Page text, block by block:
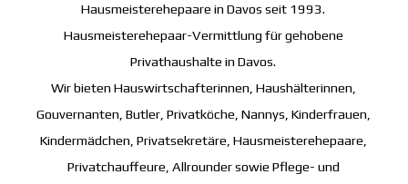
Hausmeisterehepaare in Davos seit 1993.
Hausmeisterehepaar-Vermittlung für gehobene
Privathaushalte in Davos.
Wir bieten Hauswirtschafterinnen, Haushälterinnen,
Gouvernanten, Butler, Privatköche, Nannys, Kinderfrauen,
Kindermädchen, Privatsekretäre, Hausmeisterehepaare,
Privatchauffeure, Allrounder sowie Pflege- und